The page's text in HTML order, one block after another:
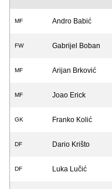
MF Andro Babić
FW Gabrijel Boban
MF Arijan Brković
MF Joao Erick
GK Franko Kolić
DF Dario Krišto
DF Luka Lučić